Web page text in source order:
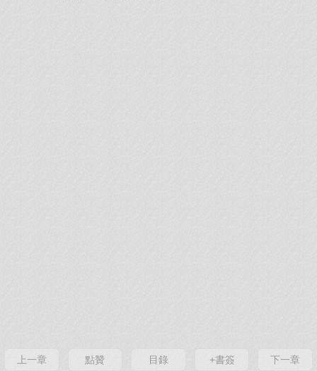
上一章 點贊 目錄 +書簽 下一章